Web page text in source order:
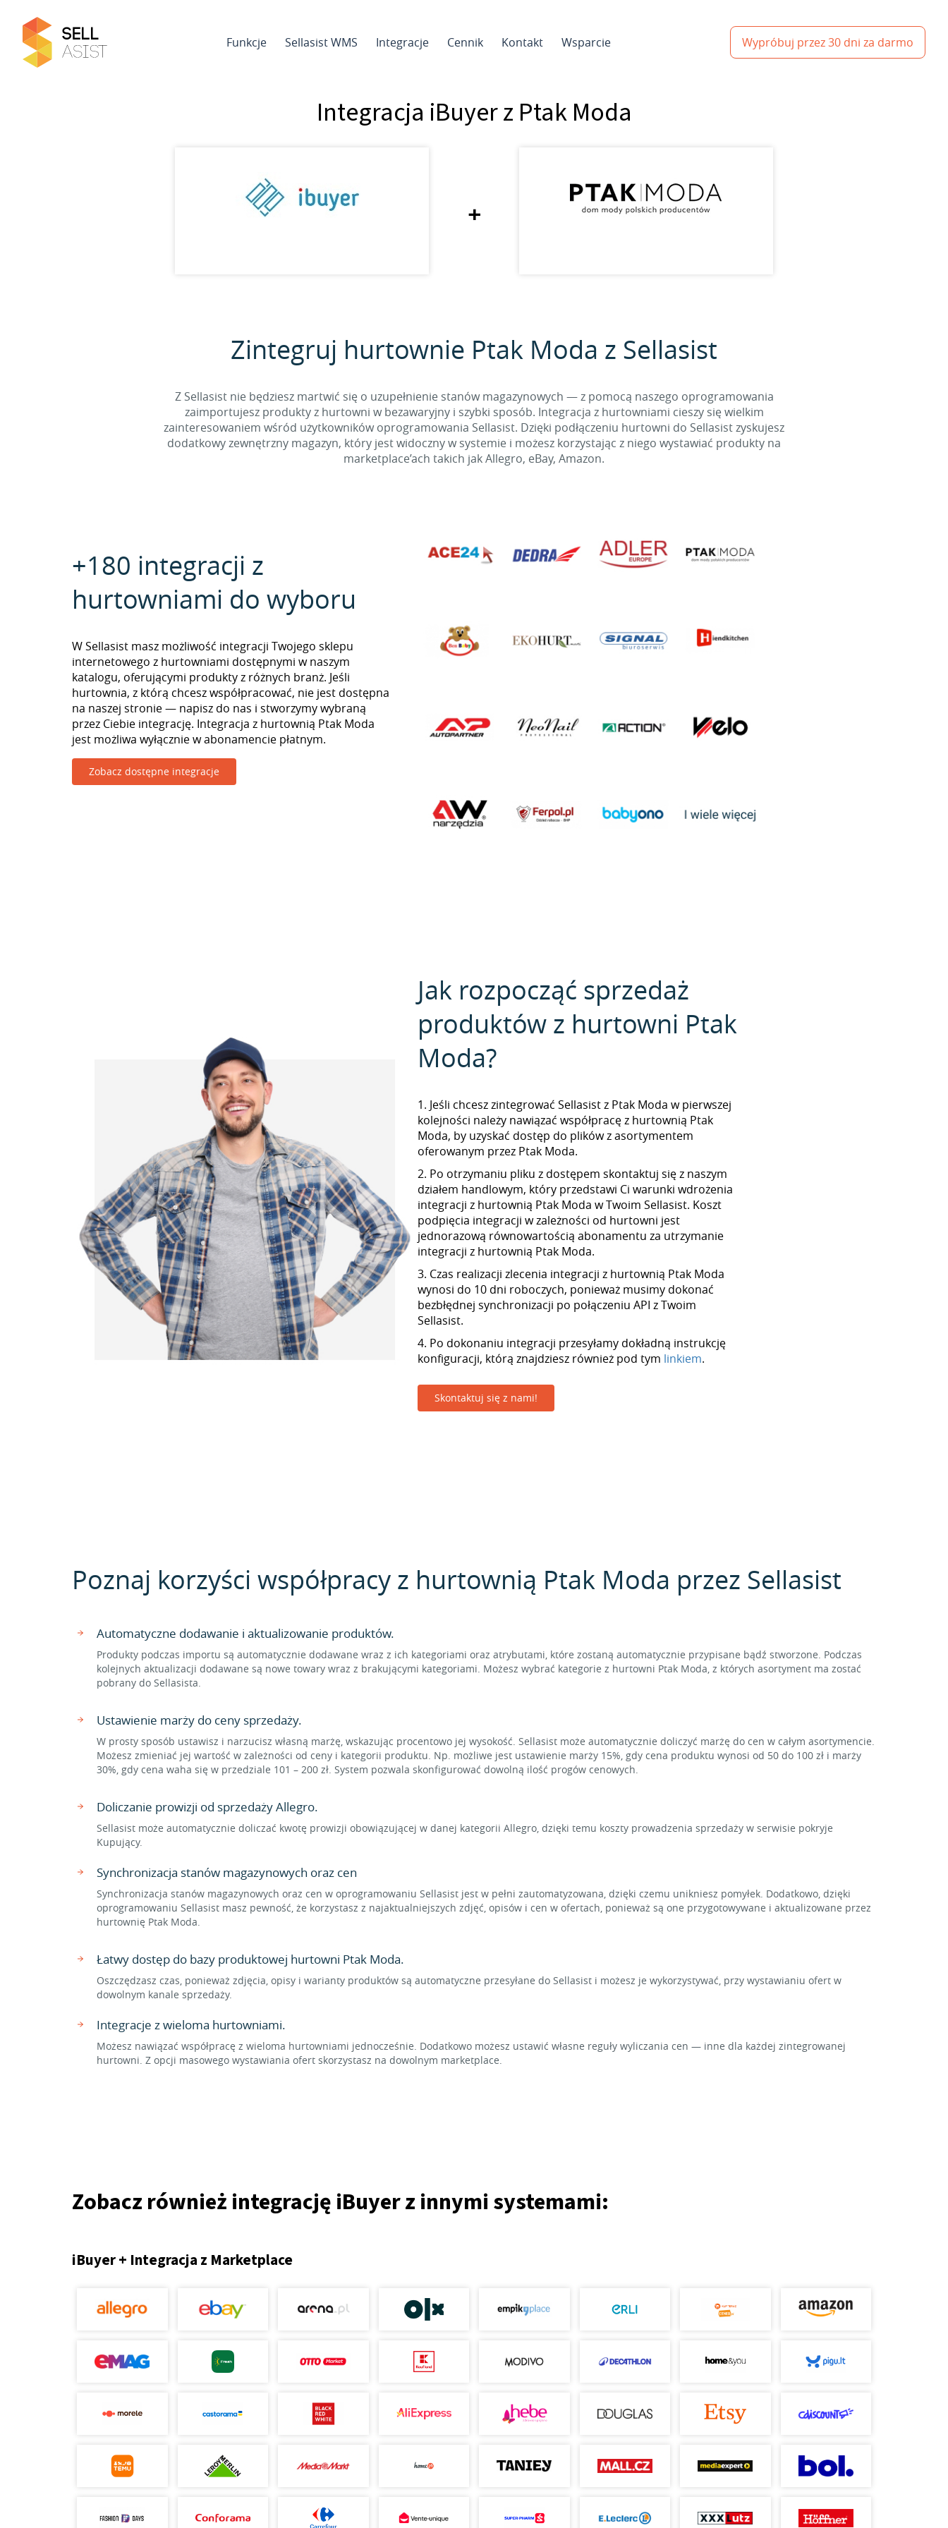
Funkcje Sellasist WMS Integracje Cennik Kontakt Wsparcie Wypróbuj przez 30 dni za darmo
Integracja iBuyer z Ptak Moda
+
Zintegruj hurtownie Ptak Moda z Sellasist
Z Sellasist nie będziesz martwić się o uzupełnienie stanów magazynowych — z pomocą naszego oprogramowania
zaimportujesz produkty z hurtowni w bezawaryjny i szybki sposób. Integracja z hurtowniami cieszy się wielkim
zainteresowaniem wśród użytkowników oprogramowania Sellasist. Dzięki podłączeniu hurtowni do Sellasist zyskujesz
dodatkowy zewnętrzny magazyn, który jest widoczny w systemie i możesz korzystając z niego wystawiać produkty na
marketplace’ach takich jak Allegro, eBay, Amazon.
+180 integracji z
hurtowniami do wyboru
W Sellasist masz możliwość integracji Twojego sklepu
internetowego z hurtowniami dostępnymi w naszym
katalogu, oferującymi produkty z różnych branż. Jeśli
hurtownia, z którą chcesz współpracować, nie jest dostępna
na naszej stronie — napisz do nas i stworzymy wybraną
przez Ciebie integrację. Integracja z hurtownią Ptak Moda
jest możliwa wyłącznie w abonamencie płatnym.
Zobacz dostępne integracje
Jak rozpocząć sprzedaż
produktów z hurtowni Ptak
Moda?
1. Jeśli chcesz zintegrować Sellasist z Ptak Moda w pierwszej
kolejności należy nawiązać współpracę z hurtownią Ptak
Moda, by uzyskać dostęp do plików z asortymentem
oferowanym przez Ptak Moda.
2. Po otrzymaniu pliku z dostępem skontaktuj się z naszym
działem handlowym, który przedstawi Ci warunki wdrożenia
integracji z hurtownią Ptak Moda w Twoim Sellasist. Koszt
podpięcia integracji w zależności od hurtowni jest
jednorazową równowartością abonamentu za utrzymanie
integracji z hurtownią Ptak Moda.
3. Czas realizacji zlecenia integracji z hurtownią Ptak Moda
wynosi do 10 dni roboczych, ponieważ musimy dokonać
bezbłędnej synchronizacji po połączeniu API z Twoim
Sellasist.
4. Po dokonaniu integracji przesyłamy dokładną instrukcję
konfiguracji, którą znajdziesz również pod tym linkiem.
Skontaktuj się z nami!
Poznaj korzyści współpracy z hurtownią Ptak Moda przez Sellasist
Automatyczne dodawanie i aktualizowanie produktów.
Produkty podczas importu są automatycznie dodawane wraz z ich kategoriami oraz atrybutami, które zostaną automatycznie przypisane bądź stworzone. Podczas
kolejnych aktualizacji dodawane są nowe towary wraz z brakującymi kategoriami. Możesz wybrać kategorie z hurtowni Ptak Moda, z których asortyment ma zostać
pobrany do Sellasista.
Ustawienie marży do ceny sprzedaży.
W prosty sposób ustawisz i narzucisz własną marżę, wskazując procentowo jej wysokość. Sellasist może automatycznie doliczyć marżę do cen w całym asortymencie.
Możesz zmieniać jej wartość w zależności od ceny i kategorii produktu. Np. możliwe jest ustawienie marży 15%, gdy cena produktu wynosi od 50 do 100 zł i marży
30%, gdy cena waha się w przedziale 101 – 200 zł. System pozwala skonfigurować dowolną ilość progów cenowych.
Doliczanie prowizji od sprzedaży Allegro.
Sellasist może automatycznie doliczać kwotę prowizji obowiązującej w danej kategorii Allegro, dzięki temu koszty prowadzenia sprzedaży w serwisie pokryje
Kupujący.
Synchronizacja stanów magazynowych oraz cen
Synchronizacja stanów magazynowych oraz cen w oprogramowaniu Sellasist jest w pełni zautomatyzowana, dzięki czemu unikniesz pomyłek. Dodatkowo, dzięki
oprogramowaniu Sellasist masz pewność, że korzystasz z najaktualniejszych zdjęć, opisów i cen w ofertach, ponieważ są one przygotowywane i aktualizowane przez
hurtownię Ptak Moda.
Łatwy dostęp do bazy produktowej hurtowni Ptak Moda.
Oszczędzasz czas, ponieważ zdjęcia, opisy i warianty produktów są automatyczne przesyłane do Sellasist i możesz je wykorzystywać, przy wystawianiu ofert w
dowolnym kanale sprzedaży.
Integracje z wieloma hurtowniami.
Możesz nawiązać współpracę z wieloma hurtowniami jednocześnie. Dodatkowo możesz ustawić własne reguły wyliczania cen — inne dla każdej zintegrowanej
hurtowni. Z opcji masowego wystawiania ofert skorzystasz na dowolnym marketplace.
Zobacz również integrację iBuyer z innymi systemami:
iBuyer + Integracja z Marketplace